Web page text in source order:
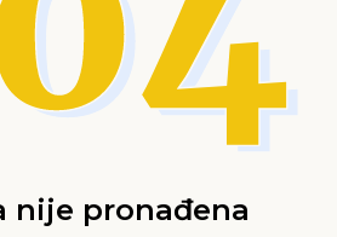
nije pronađena